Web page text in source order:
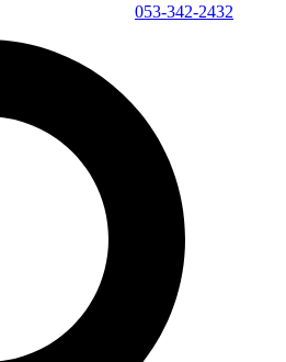
053-342-2432